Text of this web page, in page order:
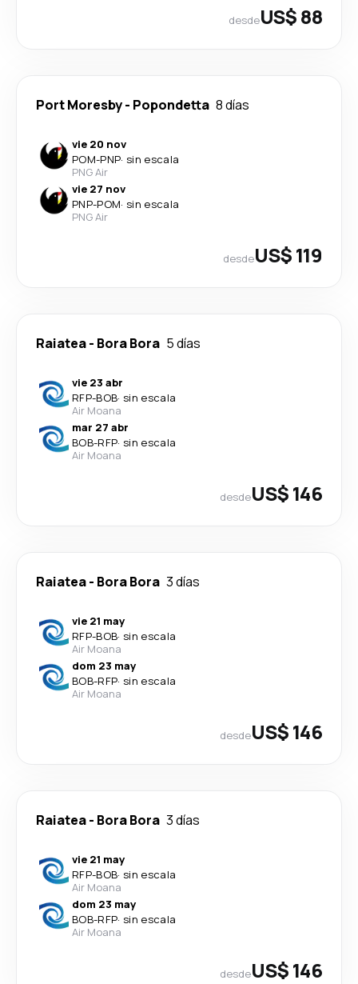
desdeUS$ 88
Port Moresby- Popondetta 8 días
vie 20 nov
POM-PNP· sin escala
PNG Air
vie 27 nov
PNP-POM· sin escala
PNG Air
desdeUS$ 119
Raiatea- Bora Bora 5 días
vie 23 abr
RFP-BOB· sin escala
Air Moana
mar 27 abr
BOB-RFP· sin escala
Air Moana
desdeUS$ 146
Raiatea- Bora Bora 3 días
vie 21 may
RFP-BOB· sin escala
Air Moana
dom 23 may
BOB-RFP· sin escala
Air Moana
desdeUS$ 146
Raiatea- Bora Bora 3 días
vie 21 may
RFP-BOB· sin escala
Air Moana
dom 23 may
BOB-RFP· sin escala
Air Moana
desdeUS$ 146